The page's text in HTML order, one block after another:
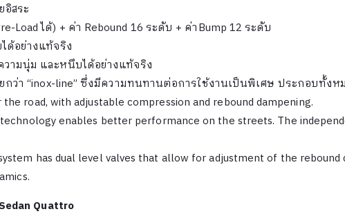
สระ
Load ได้) + ค่า Rebound 16 ระดับ + ค่าBump 12 ระดับ
ด้อย่างแท้จริง
ามนุ่ม และหนึบได้อย่างแท้จริง
กว่า “inox-line” ซึ่งมีความทนทานต่อการใช้งานเป็นพิเศษ ประกอบทั้ง
road, with adjustable compression and rebound dampening.
enables better performance on the streets. The
has dual level valves that allow for adjustment of the
Quattro